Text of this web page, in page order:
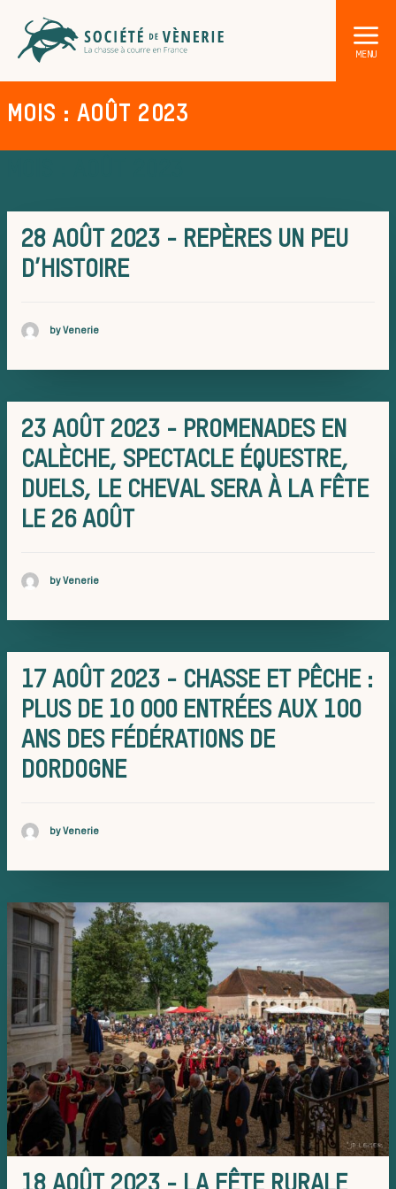
DÉCOUVRIR LA CHASSE À
Les animaux
sauvages
Les chiens
meute
Les chevaux
de chasse
Les
La vènerie
Chasser les
idées reçues
MOIS : AOÛT 2023
28 AOÛT 2023 - REPÈRES UN PEU
D’HISTOIRE
by Venerie
23 AOÛT 2023 - PROMENADES EN
CALÈCHE, SPECTACLE ÉQUESTRE,
DUELS, LE CHEVAL SERA À LA FÊTE
LE 26 AOÛT
by Venerie
17 AOÛT 2023 - CHASSE ET PÊCHE :
PLUS DE 10 000 ENTRÉES AUX 100
ANS DES FÉDÉRATIONS DE
DORDOGNE
by Venerie